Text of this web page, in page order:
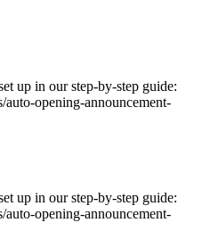
up in our step-by-step guide:
opening-announcement-
up in our step-by-step guide:
opening-announcement-